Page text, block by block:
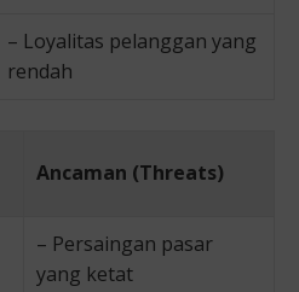
– Loyalitas pelanggan yang
rendah
Ancaman (Threats)
– Persaingan pasar
yang ketat